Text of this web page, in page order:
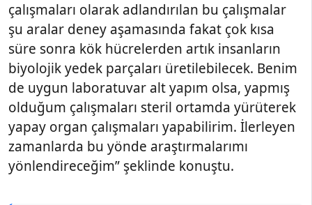
çalışmaları olarak adlandırılan bu çalışmalar
şu aralar deney aşamasında fakat çok kısa
süre sonra kök hücrelerden artık insanların
biyolojik yedek parçaları üretilebilecek. Benim
de uygun laboratuvar alt yapım olsa, yapmış
olduğum çalışmaları steril ortamda yürüterek
yapay organ çalışmaları yapabilirim. İlerleyen
zamanlarda bu yönde araştırmalarımı
yönlendireceğim” şeklinde konuştu.